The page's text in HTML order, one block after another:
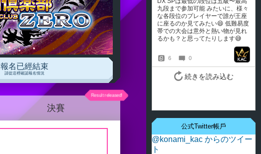
報名已經結束
請從這裡確認報名情況
決賽
公式Twitter帳戶
@konami_kac からのツイー
ト